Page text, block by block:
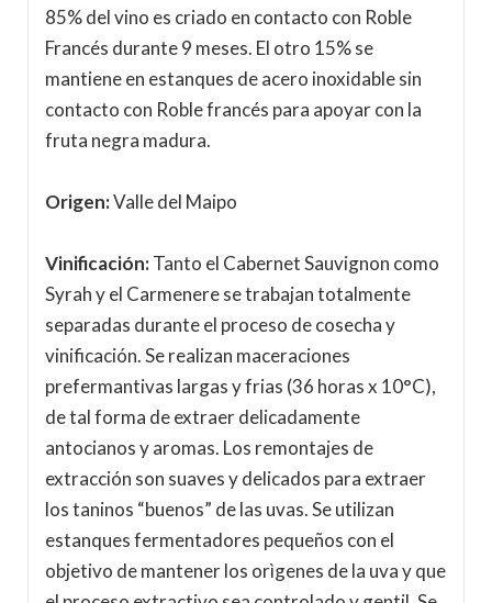
85% del vino es criado en contacto con Roble
Francés durante 9 meses. El otro 15% se
mantiene en estanques de acero inoxidable sin
contacto con Roble francés para apoyar con la
fruta negra madura.
Origen:Valle del Maipo
Vinificación:Tanto el Cabernet Sauvignon como
Syrah y el Carmenere se trabajan totalmente
separadas durante el proceso de cosecha y
vinificación. Se realizan maceraciones
prefermantivas largas y frias (36 horas x 10°C),
de tal forma de extraer delicadamente
antocianos y aromas. Los remontajes de
extracción son suaves y delicados para extraer
los taninos “buenos” de las uvas. Se utilizan
estanques fermentadores pequeños con el
objetivo de mantener los orìgenes de la uva y que